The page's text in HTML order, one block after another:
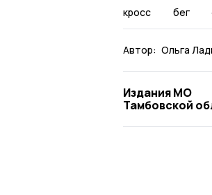
кросс бег
Автор: Ольга
Издания МО
Тамбовской